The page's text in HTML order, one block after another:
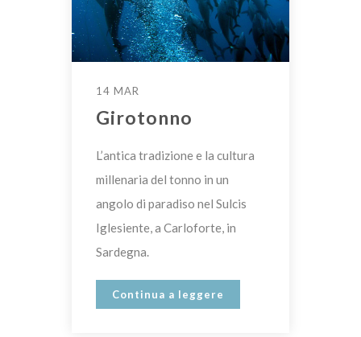
14 MAR
Girotonno
L’antica tradizione e la cultura
millenaria del tonno in un
angolo di paradiso nel Sulcis
Iglesiente, a Carloforte, in
Sardegna.
Continua a leggere